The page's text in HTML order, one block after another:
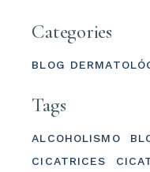
Categories
BLOG
Tags
ALCOHOLISMO
CICATRICES